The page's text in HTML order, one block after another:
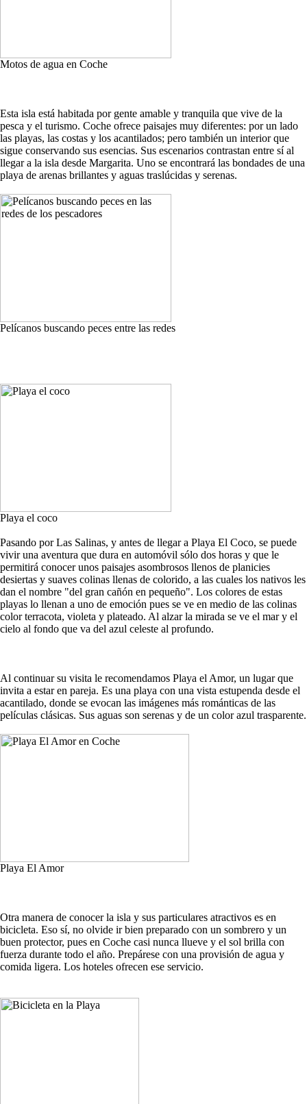
Motos de agua en Coche
Esta isla está habitada por gente amable y tranquila que vive de la
pesca y el turismo. Coche ofrece paisajes muy diferentes: por un lado
las playas, las costas y los acantilados; pero también un interior que
sigue conservando sus esencias. Sus escenarios contrastan entre sí al
llegar a la isla desde Margarita. Uno se encontrará las bondades de una
playa de arenas brillantes y aguas traslúcidas y serenas.
Pelícanos buscando peces entre las redes
Playa el coco
Pasando por Las Salinas, y antes de llegar a Playa El Coco, se puede
vivir una aventura que dura en automóvil sólo dos horas y que le
permitirá conocer unos paisajes asombrosos llenos de planicies
desiertas y suaves colinas llenas de colorido, a las cuales los nativos les
dan el nombre "del gran cañón en pequeño". Los colores de estas
playas lo llenan a uno de emoción pues se ve en medio de las colinas
color terracota, violeta y plateado. Al alzar la mirada se ve el mar y el
cielo al fondo que va del azul celeste al profundo.
Al continuar su visita le recomendamos Playa el Amor, un lugar que
invita a estar en pareja. Es una playa con una vista estupenda desde el
acantilado, donde se evocan las imágenes más románticas de las
películas clásicas. Sus aguas son serenas y de un color azul trasparente.
Playa El Amor
Otra manera de conocer la isla y sus particulares atractivos es en
bicicleta. Eso sí, no olvide ir bien preparado con un sombrero y un
buen protector, pues en Coche casi nunca llueve y el sol brilla con
fuerza durante todo el año. Prepárese con una provisión de agua y
comida ligera. Los hoteles ofrecen ese servicio.